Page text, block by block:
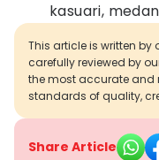
kasuari,
This article is written
carefully reviewed by
the most accurate and
standards of quality,
Share Article